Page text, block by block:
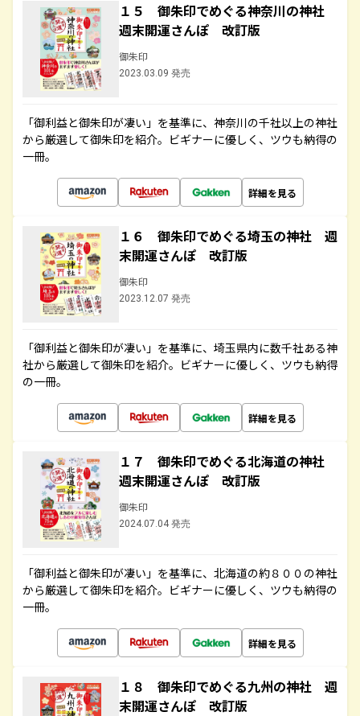
１５ 御朱印でめぐる神奈川の神社
週末開運さんぽ 改訂版
御朱印
2023.03.09 発売
「御利益と御朱印が凄い」を基準に、神奈川の千社以上の神社
から厳選して御朱印を紹介。ビギナーに優しく、ツウも納得の
一冊。
詳細を見る
１６ 御朱印でめぐる埼玉の神社 週
末開運さんぽ 改訂版
御朱印
2023.12.07 発売
「御利益と御朱印が凄い」を基準に、埼玉県内に数千社ある神
社から厳選して御朱印を紹介。ビギナーに優しく、ツウも納得
の一冊。
詳細を見る
１７ 御朱印でめぐる北海道の神社
週末開運さんぽ 改訂版
御朱印
2024.07.04 発売
「御利益と御朱印が凄い」を基準に、北海道の約８００の神社
から厳選して御朱印を紹介。ビギナーに優しく、ツウも納得の
一冊。
詳細を見る
１８ 御朱印でめぐる九州の神社 週
末開運さんぽ 改訂版